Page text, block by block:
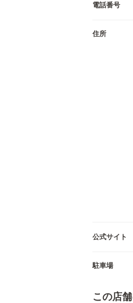
電話番号
住所
公式サイト
駐車場
この店